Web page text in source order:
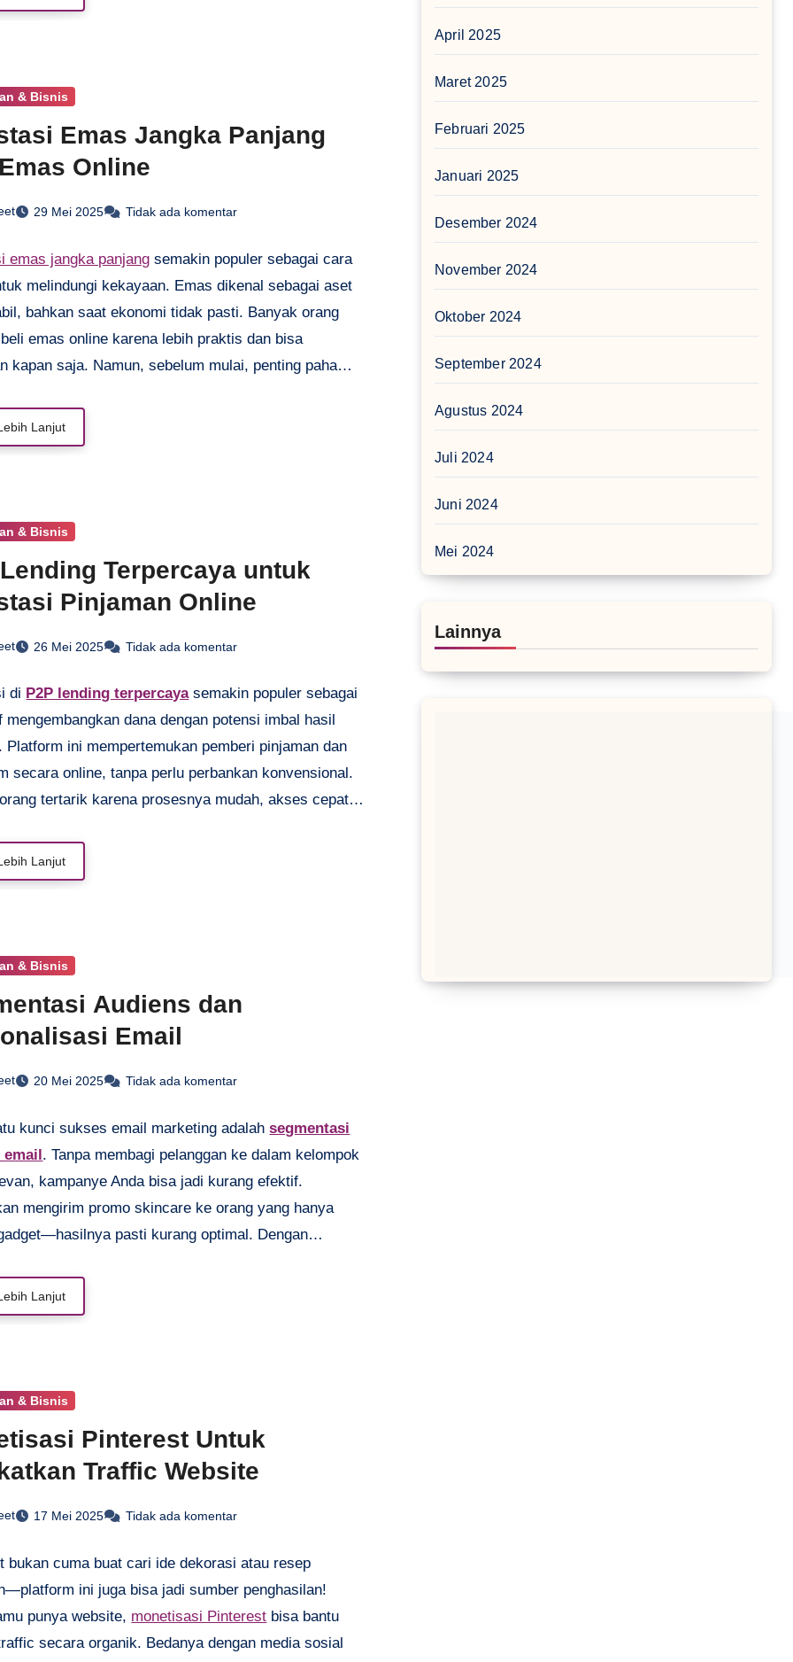
email marketing dengan strategi yang jelas
& Bisnis
Emas Jangka Panjang
Online
29 Mei 2025 Tidak ada komentar
emas jangka panjang semakin populer sebagai cara
melindungi kekayaan. Emas dikenal sebagai aset
bahkan saat ekonomi tidak pasti. Banyak orang
emas online karena lebih praktis dan bisa
kapan saja. Namun, sebelum mulai, penting pahami
untuk transaksi online. Dengan informasi
Lanjut
& Bisnis
Terpercaya untuk
Pinjaman Online
26 Mei 2025 Tidak ada komentar
di P2P lending terpercayasemakin populer sebagai
mengembangkan dana dengan potensi imbal hasil
Platform ini mempertemukan pemberi pinjaman dan
secara online, tanpa perlu perbankan konvensional.
tertarik karena prosesnya mudah, akses cepat,
yang sudah berizin OJK untuk meminimalkan
ini bakal bahas cara kerja, kelebihan, risiko,
Lanjut
& Bisnis
Audiens dan
Email
20 Mei 2025 Tidak ada komentar
kunci sukses email marketing adalahsegmentasi
. Tanpa membagi pelanggan ke dalam kelompok
kampanye Anda bisa jadi kurang efektif.
mengirim promo skincare ke orang yang hanya
pasti kurang optimal. Dengan
atau demografi, lalu menyesuaikan konten
mereka. Personalisasi email juga jadi lebih
lebih baik.
Lanjut
& Bisnis
Pinterest Untuk
Traffic Website
17 Mei 2025 Tidak ada komentar
bukan cuma buat cari ide dekorasi atau resep
ini juga bisa jadi sumber penghasilan!
punya website, monetisasi Pinterest bisa bantu
secara organik. Bedanya dengan media sosial
April 2025
Maret 2025
Februari 2025
Januari 2025
Desember 2024
November 2024
Oktober 2024
September 2024
Agustus 2024
Juli 2024
Juni 2024
Mei 2024
Lainnya